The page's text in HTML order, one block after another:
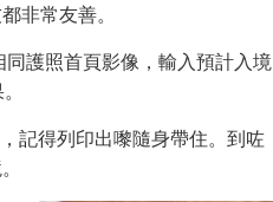
非常友善。
護照首頁影像，輸入預計入境
記得列印出嚟隨身帶住。到咗